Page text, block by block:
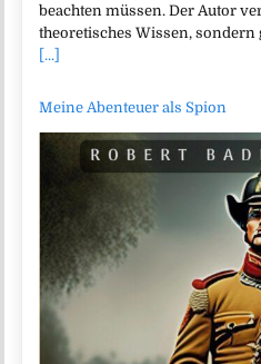
beachten müssen. Der Autor
theoretisches Wissen, sondern
[...]
Meine Abenteuer als Spion